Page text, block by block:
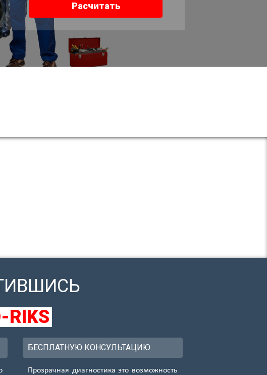
Расчитать
RIKS
БЕСПЛАТНУЮ КОНСУЛЬТАЦИЮ
Прозрачная диагностика это возможность